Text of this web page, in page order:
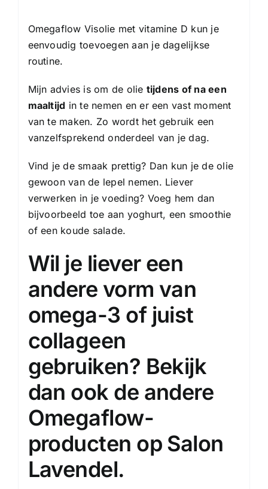
Omegaflow Visolie met vitamine D kun je
eenvoudig toevoegen aan je dagelijkse
routine.
Mijn advies is om de olie tijdens of na een
maaltijd in te nemen en er een vast moment
van te maken. Zo wordt het gebruik een
vanzelfsprekend onderdeel van je dag.
Vind je de smaak prettig? Dan kun je de olie
gewoon van de lepel nemen. Liever
verwerken in je voeding? Voeg hem dan
bijvoorbeeld toe aan yoghurt, een smoothie
of een koude salade.
Wil je liever een
andere vorm van
omega-3 of juist
collageen
gebruiken? Bekijk
dan ook de andere
Omegaflow-
producten op Salon
Lavendel.